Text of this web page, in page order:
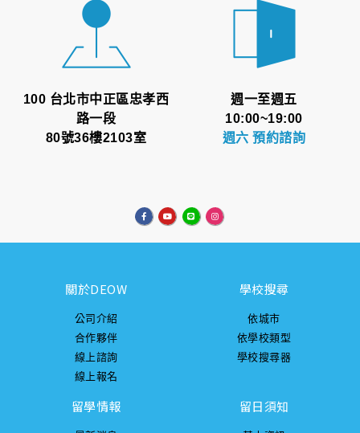
100 台北市中正區忠孝西
路一段
80號36樓2103室
週一至週五
10:00~19:00
週六 預約諮詢
關於DEOW
公司介紹
合作夥伴
線上諮詢
線上報名
學校搜尋
依城市
依學校類型
學校搜尋器
留學情報 留日須知